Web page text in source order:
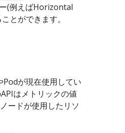
(例えばHorizontal
とができます。
Podが現在使用してい
はメトリックの値
ードが使用したリソ